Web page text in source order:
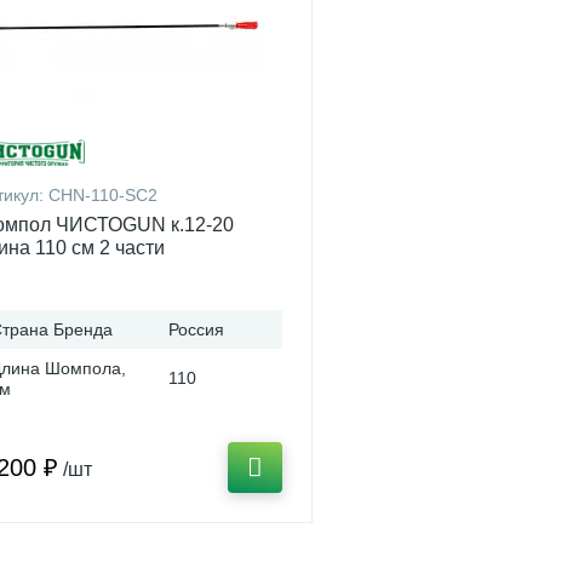
CHN-110-SC2
ЧИСТОGUN к.12-20
110 см 2 части
Бренда
Россия
Шомпола,
110
₽ /шт